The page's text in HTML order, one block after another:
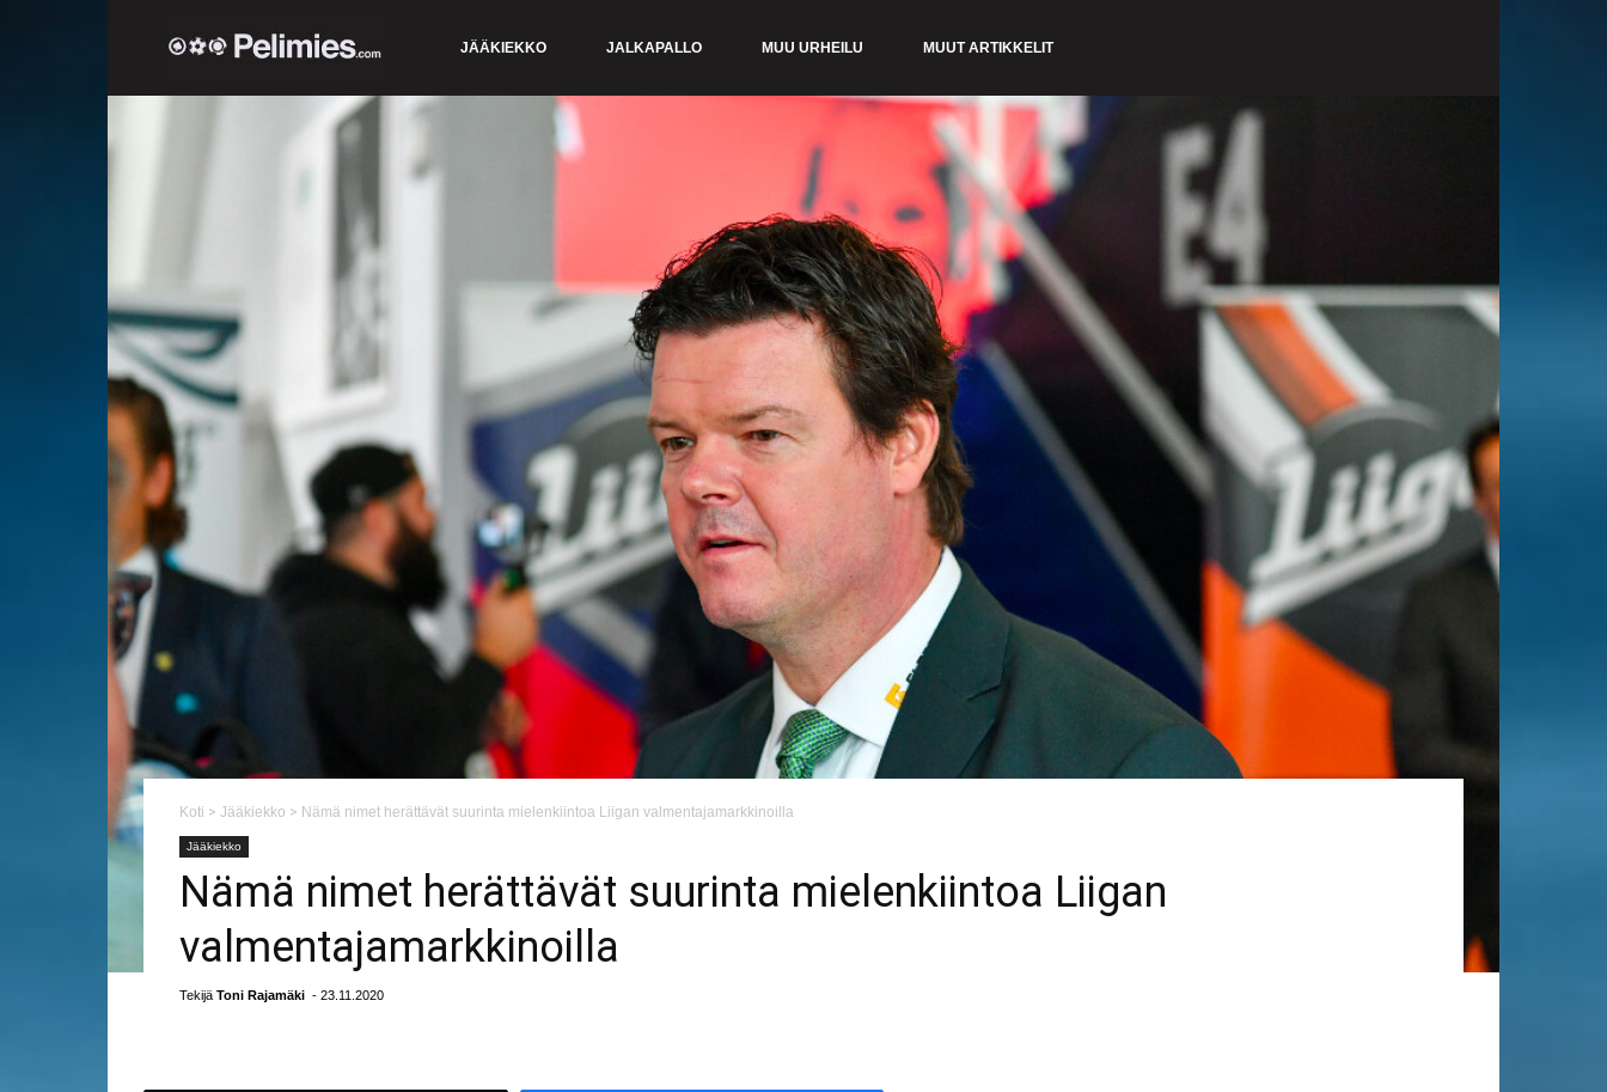
JÄÄKIEKKO JALKAPALLO MUU URHEILU MUUT ARTIKKELIT
Koti > Jääkiekko > Nämä nimet herättävät suurinta mielenkiintoa Liigan valmentajamarkkinoilla
Jääkiekko
Nämä nimet herättävät suurinta mielenkiintoa Liigan
valmentajamarkkinoilla
Tekijä Toni Rajamäki - 23.11.2020